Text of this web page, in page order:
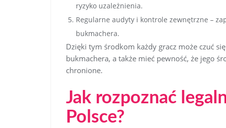
ryzyko uzależnienia.
Regularne audyty i kontrole zewnętrzne –
bukmachera.
Dzięki tym środkom każdy gracz może czuć
bukmachera, a także mieć pewność, że jego
chronione.
Jak rozpoznać
Polsce?